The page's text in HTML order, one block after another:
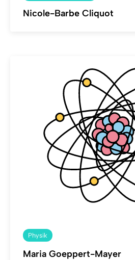
Nicole-Barbe Cliquot
Physik
Maria Goeppert-Mayer